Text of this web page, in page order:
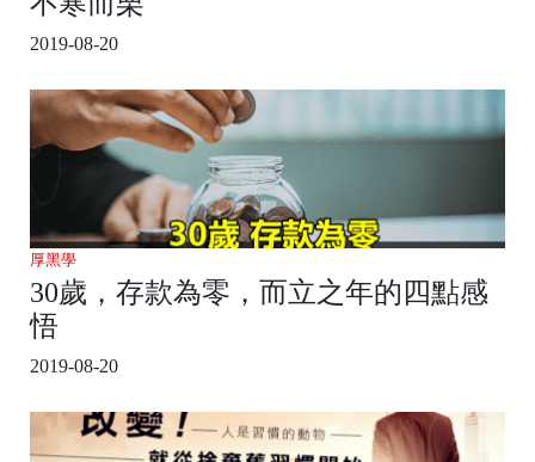
2019-08-20
厚黑學
30歲，存款為零，而立之年的四點感
悟
2019-08-20